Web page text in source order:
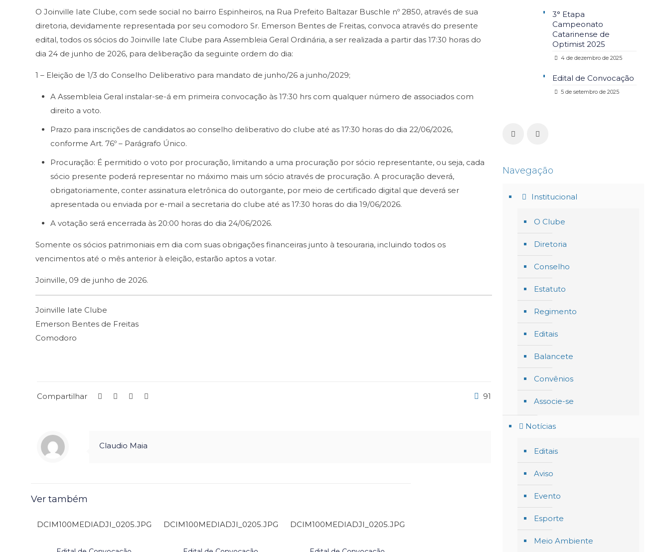
O Joinville Iate Clube, com sede social no bairro Espinheiros, na Rua Prefeito Baltazar Buschle nº 2850, através de sua
diretoria, devidamente representada por seu comodoro Sr. Emerson Bentes de Freitas, convoca através do presente
edital, todos os sócios do Joinville Iate Clube para Assembleia Geral Ordinária, a ser realizada a partir das 17:30 horas do
dia 24 de junho de 2026, para deliberação da seguinte ordem do dia:
1 – Eleição de 1/3 do Conselho Deliberativo para mandato de junho/26 a junho/2029;
A Assembleia Geral instalar-se-á em primeira convocação às 17:30 hrs com qualquer número de associados com
direito a voto.
Prazo para inscrições de candidatos ao conselho deliberativo do clube até as 17:30 horas do dia 22/06/2026,
conforme Art. 76º – Parágrafo Único.
Procuração: É permitido o voto por procuração, limitando a uma procuração por sócio representante, ou seja, cada
sócio presente poderá representar no máximo mais um sócio através de procuração. A procuração deverá,
obrigatoriamente, conter assinatura eletrônica do outorgante, por meio de certificado digital que deverá ser
apresentada ou enviada por e-mail a secretaria do clube até as 17:30 horas do dia 19/06/2026.
A votação será encerrada às 20:00 horas do dia 24/06/2026.
Somente os sócios patrimoniais em dia com suas obrigações financeiras junto à tesouraria, incluindo todos os
vencimentos até o mês anterior à eleição, estarão aptos a votar.
Joinville, 09 de junho de 2026.
Joinville Iate Clube
Emerson Bentes de Freitas
Comodoro
Compartilhar 91
Claudio Maia
Ver também
DCIM100MEDIADJI_0205.JPG DCIM100MEDIADJI_0205.JPG DCIM100MEDIADJI_0205.JPG
3° Etapa
Campeonato
Catarinense de
Optimist 2025
4 de dezembro de 2025
Edital de Convocação
5 de setembro de 2025
Navegação
Institucional
O Clube
Diretoria
Conselho
Estatuto
Regimento
Editais
Balancete
Convênios
Associe-se
Notícias
Editais
Aviso
Evento
Esporte
Meio Ambiente